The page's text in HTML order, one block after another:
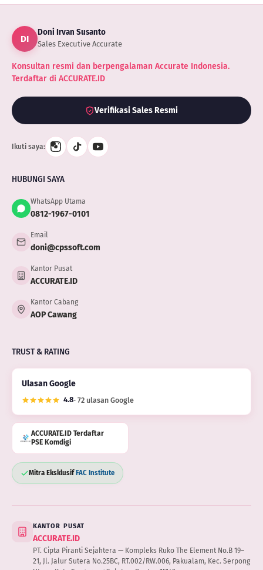
DI
Doni Irvan Susanto
Sales Executive Accurate
Konsultan resmi dan berpengalaman Accurate Indonesia.
Terdaftar di ACCURATE.ID
Verifikasi Sales Resmi
Ikuti saya:
HUBUNGI SAYA
WhatsApp Utama
0812-1967-0101
Email
doni@cpssoft.com
Kantor Pusat
ACCURATE.ID
Kantor Cabang
AOP Cawang
TRUST & RATING
Ulasan Google
4.8· 72 ulasan Google
ACCURATE.ID Terdaftar
PSE Komdigi
Mitra Eksklusif FAC Institute
KANTOR PUSAT
ACCURATE.ID
PT. Cipta Piranti Sejahtera — Kompleks Ruko The Element No.B 19–
21, Jl. Jalur Sutera No.25BC, RT.002/RW.006, Pakualam, Kec. Serpong